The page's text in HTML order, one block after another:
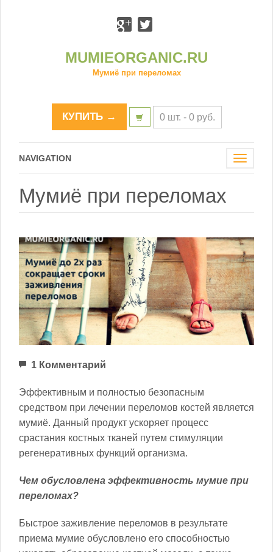
MUMIEORGANIC.RU
Мумиё при переломах
КУПИТЬ → 0 шт. - 0 руб.
Toggle
NAVIGATION
Мумиё при переломах
1 Комментарий
Эффективным и полностью безопасным
средством при лечении переломов костей является
мумиё. Данный продукт ускоряет процесс
срастания костных тканей путем стимуляции
регенеративных функций организма.
Чем обусловлена эффективность мумие при
переломах?
Быстрое заживление переломов в результате
приема мумие обусловлено его способностью